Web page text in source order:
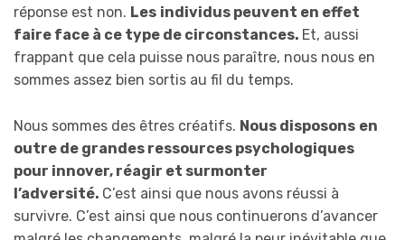
réponse est non. Les individus peuvent en effet
faire face à ce type de circonstances. Et, aussi
frappant que cela puisse nous paraître, nous nous en
sommes assez bien sortis au fil du temps.
Nous sommes des êtres créatifs. Nous disposons en
outre de grandes ressources psychologiques
pour innover, réagir et surmonter
l’adversité. C’est ainsi que nous avons réussi à
survivre. C’est ainsi que nous continuerons d’avancer